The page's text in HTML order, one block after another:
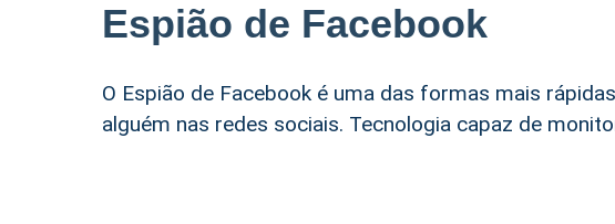
Espião de Facebook
O Espião de Facebook é uma das formas mais
alguém nas redes sociais. Tecnologia capaz de